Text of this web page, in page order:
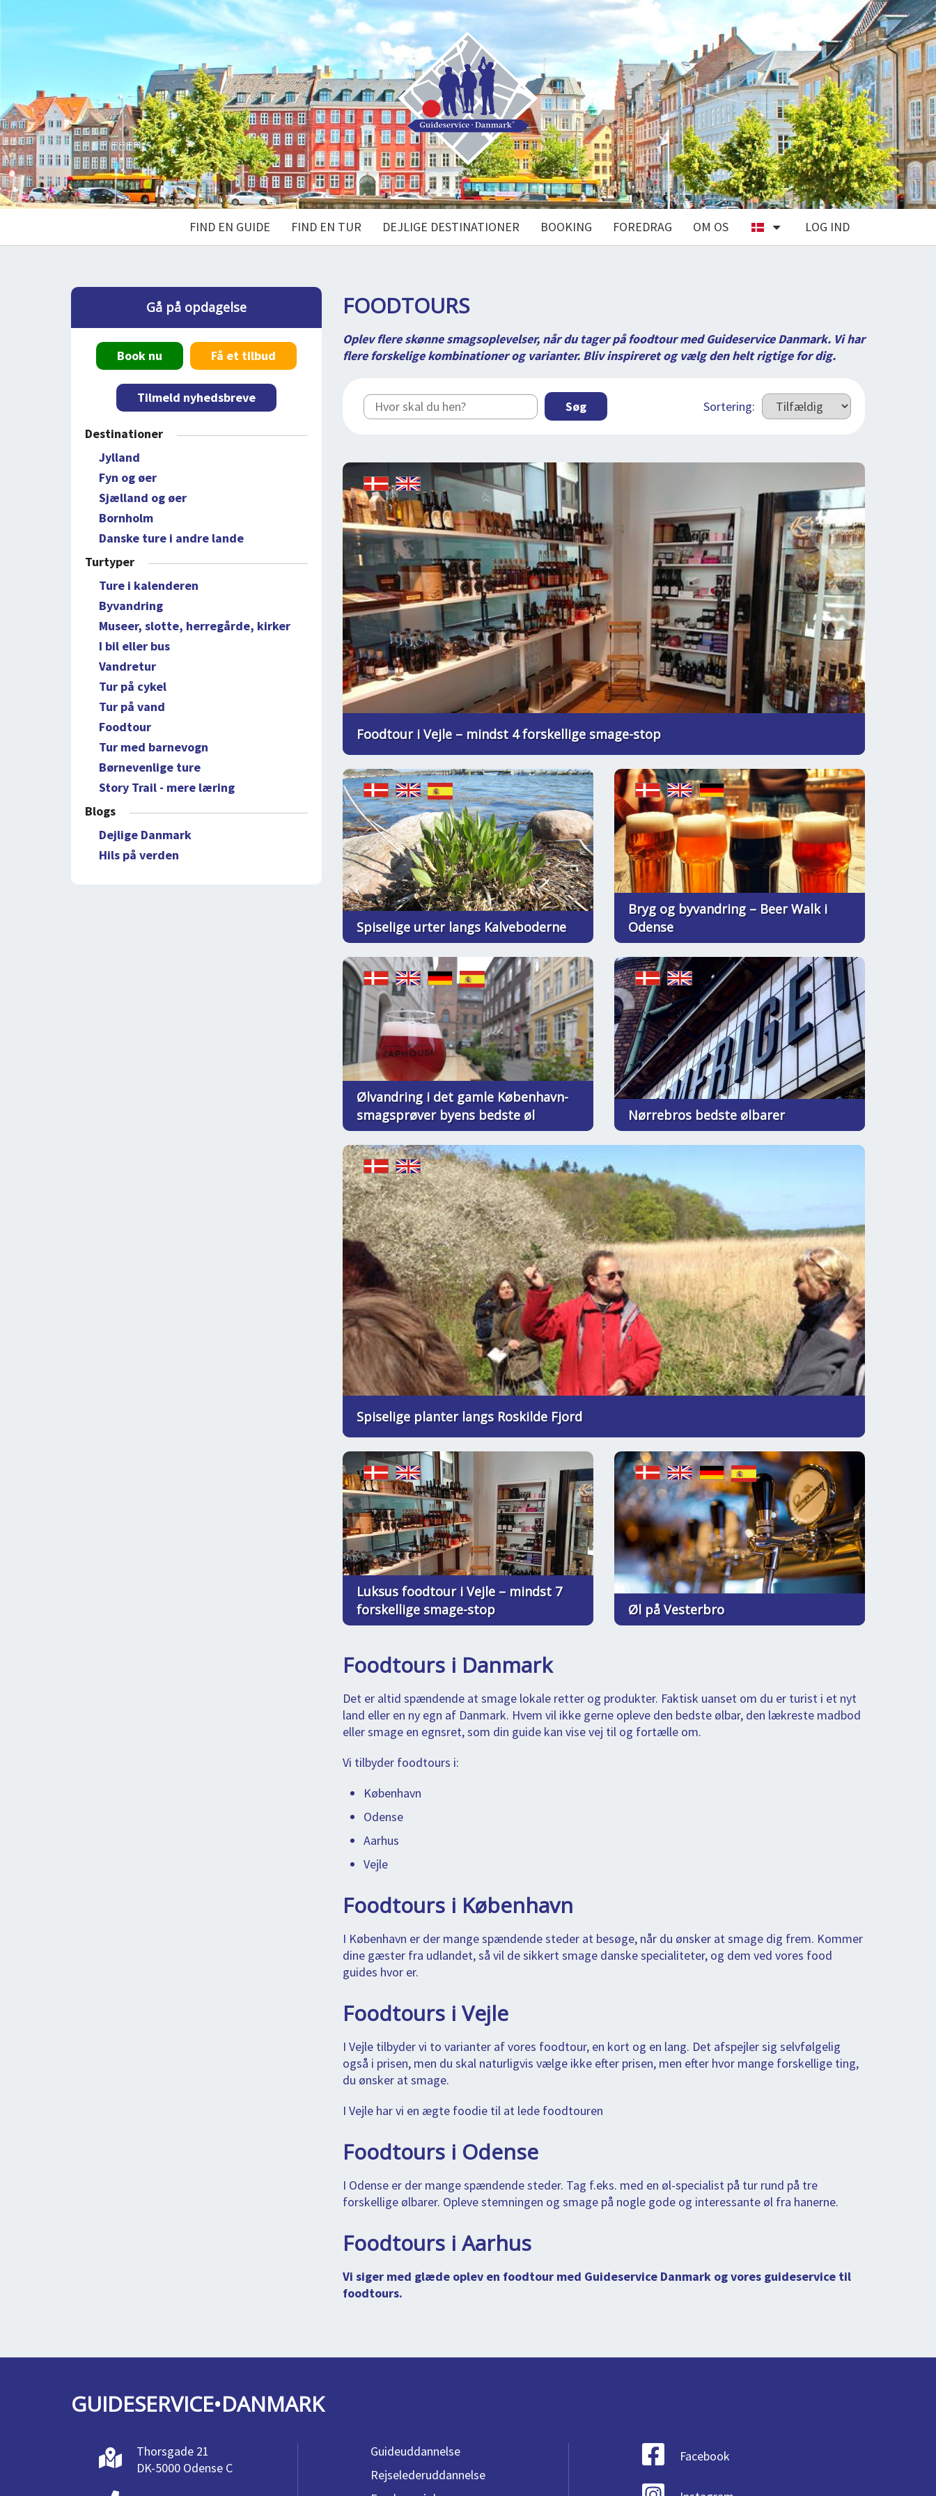
FIND EN GUIDE FIND EN TUR DEJLIGE DESTINATIONER BOOKING FOREDRAG OM OS LOG IND
FOODTOURS
Oplev flere skønne smagsoplevelser, når du tager på foodtour med Guideservice Danmark. Vi har
flere forskelige kombinationer og varianter. Bliv inspireret og vælg den helt rigtige for dig.
Søg Sortering:
Foodtour i Vejle – mindst 4 forskellige smage-stop
Spiselige urter langs Kalveboderne
Bryg og byvandring – Beer Walk i
Odense
Ølvandring i det gamle København-
smagsprøver byens bedste øl
Nørrebros bedste ølbarer
Spiselige planter langs Roskilde Fjord
Luksus foodtour i Vejle – mindst 7
forskellige smage-stop
Øl på Vesterbro
Foodtours i Danmark
Det er altid spændende at smage lokale retter og produkter. Faktisk uanset om du er turist i et nyt
land eller en ny egn af Danmark. Hvem vil ikke gerne opleve den bedste ølbar, den lækreste madbod
eller smage en egnsret, som din guide kan vise vej til og fortælle om.
Vi tilbyder foodtours i:
København
Odense
Aarhus
Vejle
Foodtours i København
I København er der mange spændende steder at besøge, når du ønsker at smage dig frem. Kommer
dine gæster fra udlandet, så vil de sikkert smage danske specialiteter, og dem ved vores food
guides hvor er.
Foodtours i Vejle
I Vejle tilbyder vi to varianter af vores foodtour, en kort og en lang. Det afspejler sig selvfølgelig
også i prisen, men du skal naturligvis vælge ikke efter prisen, men efter hvor mange forskellige ting,
du ønsker at smage.
I Vejle har vi en ægte foodie til at lede foodtouren
Foodtours i Odense
I Odense er der mange spændende steder. Tag f.eks. med en øl-specialist på tur rund på tre
forskellige ølbarer. Opleve stemningen og smage på nogle gode og interessante øl fra hanerne.
Foodtours i Aarhus
Vi siger med glæde oplev en foodtour med Guideservice Danmark og vores guideservice til
foodtours.
Gå på opdagelse
Book nu Få et tilbud
Tilmeld nyhedsbreve
Destinationer
Jylland
Fyn og øer
Sjælland og øer
Bornholm
Danske ture i andre lande
Turtyper
Ture i kalenderen
Byvandring
Museer, slotte, herregårde, kirker
I bil eller bus
Vandretur
Tur på cykel
Tur på vand
Foodtour
Tur med barnevogn
Børnevenlige ture
Story Trail - mere læring
Blogs
Dejlige Danmark
Hils på verden
GUIDESERVICE•DANMARK
Thorsgade 21
DK-5000 Odense C
Guideuddannelse
Rejselederuddannelse
Facebook